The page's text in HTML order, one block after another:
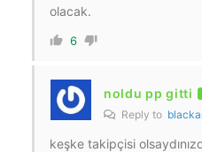
olacak.
6
noldu pp gitti
Reply to
keşke takipçisi